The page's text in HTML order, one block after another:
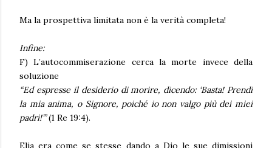
Ma la prospettiva limitata non è la verità completa!
Infine:
F) L’autocommiserazione cerca la morte invece della
soluzione
“Ed espresse il desiderio di morire, dicendo: ‘Basta! Prendi
la mia anima, o Signore, poiché io non valgo più dei miei
padri!’”(1 Re 19:4).
Elia era come se stesse dando a Dio le sue dimissioni